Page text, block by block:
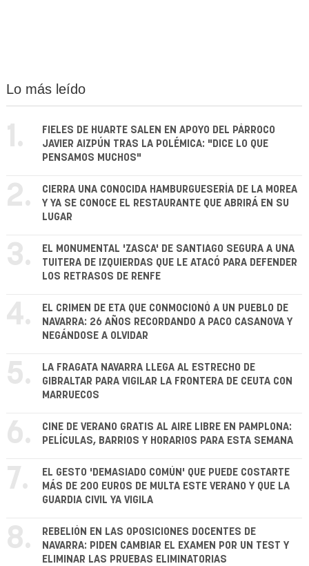
Lo más leído
1.
FIELES DE HUARTE SALEN EN APOYO DEL PÁRROCO
JAVIER AIZPÚN TRAS LA POLÉMICA: "DICE LO QUE
PENSAMOS MUCHOS"
2.
CIERRA UNA CONOCIDA HAMBURGUESERÍA DE LA MOREA
Y YA SE CONOCE EL RESTAURANTE QUE ABRIRÁ EN SU
LUGAR
3.
EL MONUMENTAL 'ZASCA' DE SANTIAGO SEGURA A UNA
TUITERA DE IZQUIERDAS QUE LE ATACÓ PARA DEFENDER
LOS RETRASOS DE RENFE
4.
EL CRIMEN DE ETA QUE CONMOCIONÓ A UN PUEBLO DE
NAVARRA: 26 AÑOS RECORDANDO A PACO CASANOVA Y
NEGÁNDOSE A OLVIDAR
5.
LA FRAGATA NAVARRA LLEGA AL ESTRECHO DE
GIBRALTAR PARA VIGILAR LA FRONTERA DE CEUTA CON
MARRUECOS
6.
CINE DE VERANO GRATIS AL AIRE LIBRE EN PAMPLONA:
PELÍCULAS, BARRIOS Y HORARIOS PARA ESTA SEMANA
7.
EL GESTO 'DEMASIADO COMÚN' QUE PUEDE COSTARTE
MÁS DE 200 EUROS DE MULTA ESTE VERANO Y QUE LA
GUARDIA CIVIL YA VIGILA
8.
REBELIÓN EN LAS OPOSICIONES DOCENTES DE
NAVARRA: PIDEN CAMBIAR EL EXAMEN POR UN TEST Y
ELIMINAR LAS PRUEBAS ELIMINATORIAS